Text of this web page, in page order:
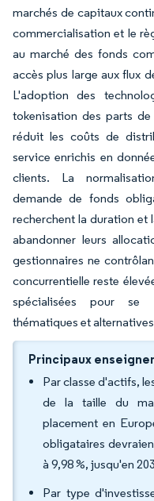
marchés de capitaux
commercialisation et le
au marché des fonds
accès plus large aux flux
L'adoption des
tokenisation des parts
réduit les coûts de
service enrichis en
clients. La
demande de fonds
recherchent la duration et
abandonner leurs
gestionnaires ne
concurrentielle reste
spécialisées pour se
thématiques et
Principaux
Par classe d'actifs,
de la taille du
placement en
obligataires
à 9,98 %, jusqu'en
Par type